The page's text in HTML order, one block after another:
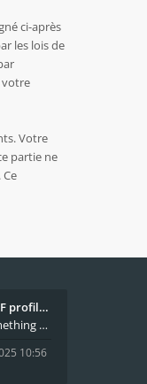
ci-après
les lois de
votre
Votre
partie ne
Re: Jedicut aceepts DXF profile, but It won't cut
Okay I just figured something out. The profile p
10:56